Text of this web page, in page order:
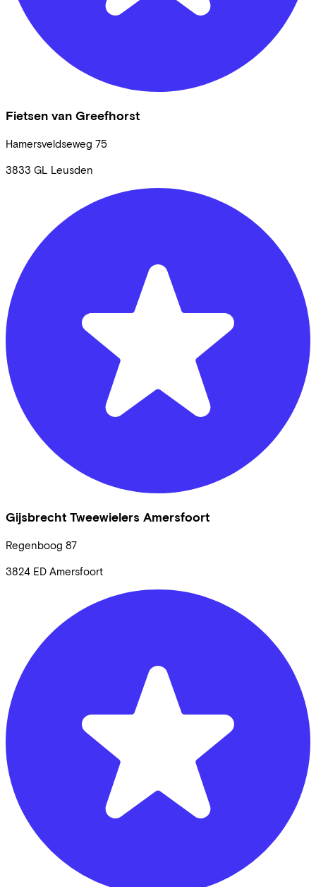
Fietsen van Greefhorst
Hamersveldseweg 75
3833 GL Leusden
Gijsbrecht Tweewielers Amersfoort
Regenboog 87
3824 ED Amersfoort